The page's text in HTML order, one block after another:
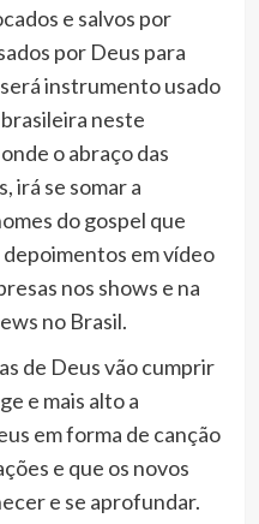
e salvos por
por Deus para
instrumento usado
neste
o abraço das
irá se somar a
do gospel que
em vídeo
nos shows e na
no Brasil.
de Deus vão cumprir
e mais alto a
em forma de canção
e que os novos
e se aprofundar.